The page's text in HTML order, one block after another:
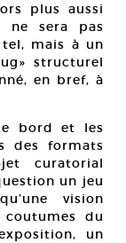
plus aussi
ne sera pas
mais à un
structurel
en bref, à
bord et les
des formats
curatorial
un jeu
vision
du
un